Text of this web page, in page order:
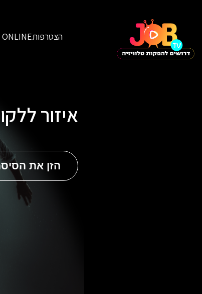
הצטרפותONLINE
איזור